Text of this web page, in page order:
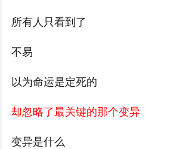
所有人只看到了
不易
以为命运是定死的
却忽略了最关键的那个变异
变异是什么